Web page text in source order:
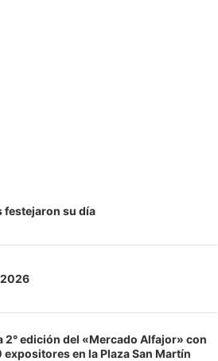
festejaron su día
2° edición del «Mercado Alfajor» con
expositores en la Plaza San Martín